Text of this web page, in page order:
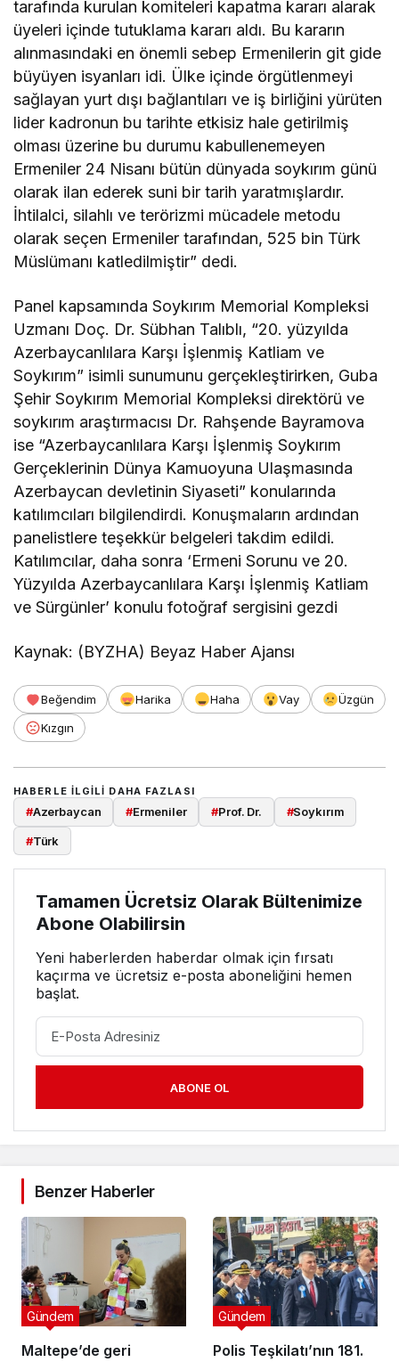
tarafında kurulan komiteleri kapatma kararı alarak
üyeleri içinde tutuklama kararı aldı. Bu kararın
alınmasındaki en önemli sebep Ermenilerin git gide
büyüyen isyanları idi. Ülke içinde örgütlenmeyi
sağlayan yurt dışı bağlantıları ve iş birliğini yürüten
lider kadronun bu tarihte etkisiz hale getirilmiş
olması üzerine bu durumu kabullenemeyen
Ermeniler 24 Nisanı bütün dünyada soykırım günü
olarak ilan ederek suni bir tarih yaratmışlardır.
İhtilalci, silahlı ve terörizmi mücadele metodu
olarak seçen Ermeniler tarafından, 525 bin Türk
Müslümanı katledilmiştir” dedi.
Panel kapsamında Soykırım Memorial Kompleksi
Uzmanı Doç. Dr. Sübhan Talıblı, “20. yüzyılda
Azerbaycanlılara Karşı İşlenmiş Katliam ve
Soykırım” isimli sunumunu gerçekleştirirken, Guba
Şehir Soykırım Memorial Kompleksi direktörü ve
soykırım araştırmacısı Dr. Rahşende Bayramova
ise “Azerbaycanlılara Karşı İşlenmiş Soykırım
Gerçeklerinin Dünya Kamuoyuna Ulaşmasında
Azerbaycan devletinin Siyaseti” konularında
katılımcıları bilgilendirdi. Konuşmaların ardından
panelistlere teşekkür belgeleri takdim edildi.
Katılımcılar, daha sonra ‘Ermeni Sorunu ve 20.
Yüzyılda Azerbaycanlılara Karşı İşlenmiş Katliam
ve Sürgünler’ konulu fotoğraf sergisini gezdi
Kaynak: (BYZHA) Beyaz Haber Ajansı
Beğendim Harika Haha Vay
Üzgün
Kızgın
HABERLE ILGILI DAHA FAZLASI
#Azerbaycan #Ermeniler #Prof. Dr. #Soykırım
#Türk
Tamamen Ücretsiz Olarak Bültenimize
Abone Olabilirsin
Yeni haberlerden haberdar olmak için fırsatı
kaçırma ve ücretsiz e-posta aboneliğini hemen
başlat.
ABONE OL
Benzer Haberler
Maltepe’de geri
Gündem
Polis Teşkilatı’nın 181.
Gündem